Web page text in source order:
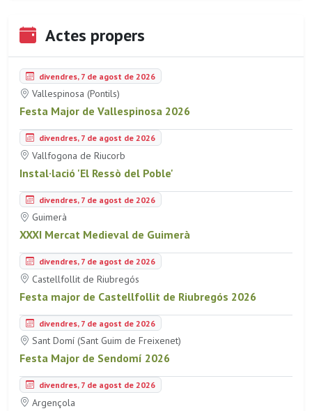
Actes propers
divendres, 7 de agost de 2026
Vallespinosa (Pontils)
Festa Major de Vallespinosa 2026
divendres, 7 de agost de 2026
Vallfogona de Riucorb
Instal·lació 'El Ressò del Poble'
divendres, 7 de agost de 2026
Guimerà
XXXI Mercat Medieval de Guimerà
divendres, 7 de agost de 2026
Castellfollit de Riubregós
Festa major de Castellfollit de Riubregós 2026
divendres, 7 de agost de 2026
Sant Domí (Sant Guim de Freixenet)
Festa Major de Sendomí 2026
divendres, 7 de agost de 2026
Argençola